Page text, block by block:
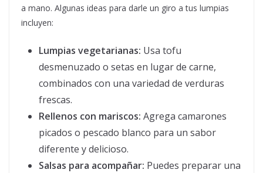
a mano. Algunas ideas para darle un giro a tus lumpias
incluyen:
Lumpias vegetarianas: Usa tofu
desmenuzado o setas en lugar de carne,
combinados con una variedad de verduras
frescas.
Rellenos con mariscos: Agrega camarones
picados o pescado blanco para un sabor
diferente y delicioso.
Salsas para acompañar: Puedes preparar una